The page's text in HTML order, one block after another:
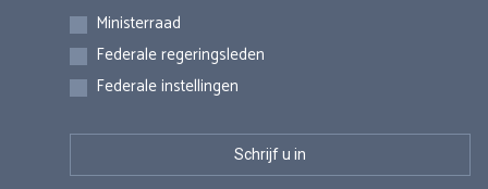
Inschrijvingen
Ministerraad
Federale regeringsleden
Federale instellingen